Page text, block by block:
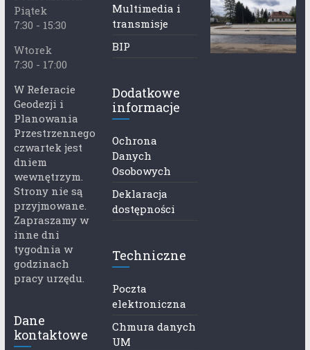
Piątek
7:30 - 15:30
Wtorek
7:30 - 17:00
W Referacie
Geodezji i
Planowania
Przestrzennego
czwartek jest
dniem
wewnętrzym.
Strony nie są
przyjmowane.
Zapraszamy w
inne dni
tygodnia w
godzinach
pracy urzędu.
Dane
kontaktowe
Multimedia i
transmisje
BIP
Dodatkowe
informacje
Ochrona
Danych
Osobowych
Deklaracja
dostępności
Techniczne
Poczta
elektroniczna
Chmura danych
UM